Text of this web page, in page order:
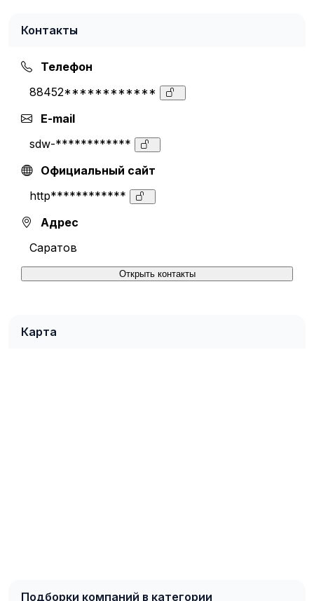
Контакты
Телефон
88452************
E-mail
sdw-************
Официальный сайт
http************
Адрес
Саратов
Открыть контакты
Карта
Подборки компаний в категории